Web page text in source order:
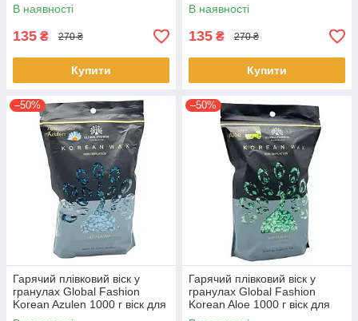
В наявності
135 ₴ 270 ₴
Купити
В наявності
135 ₴ 270 ₴
Купити
–50%
Гарячий плівковий віск у
гранулах Global Fashion
Korean Azulen 1000 г віск для
депіляції обличчя та тіла
–50%
Гарячий плівковий віск у
гранулах Global Fashion
Korean Aloe 1000 г віск для
депіляції обличчя та тіла